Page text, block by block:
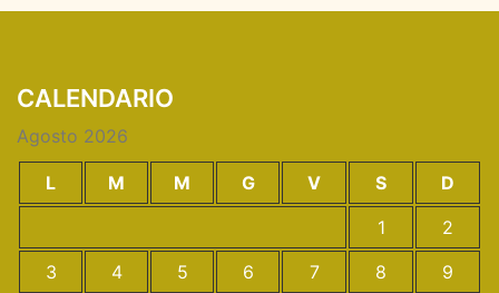
CALENDARIO
Agosto 2026
L M M G V S
D
1
2
3
4 5 6 7 8
9